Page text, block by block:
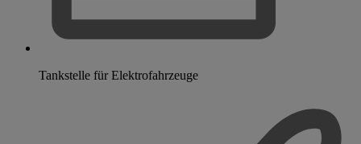
Tankstelle für Elektrofahrzeuge